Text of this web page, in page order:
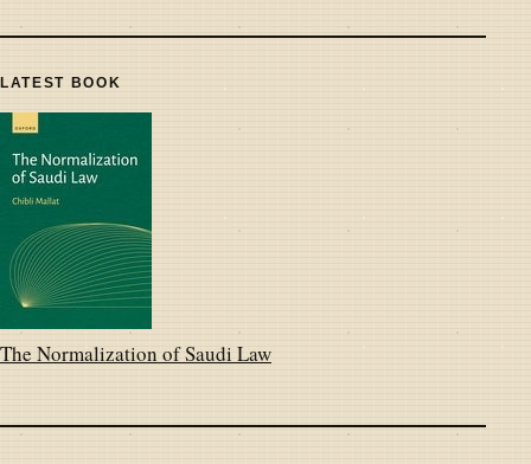
LATEST BOOK
The Normalization of Saudi Law